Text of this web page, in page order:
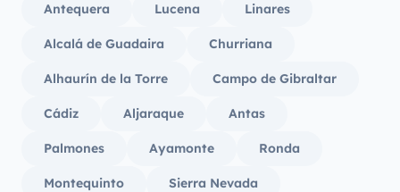
Antequera Lucena Linares
Alcalá de Guadaira Churriana
Alhaurín de la Torre Campo de Gibraltar
Cádiz Aljaraque Antas
Palmones Ayamonte Ronda
Montequinto Sierra Nevada